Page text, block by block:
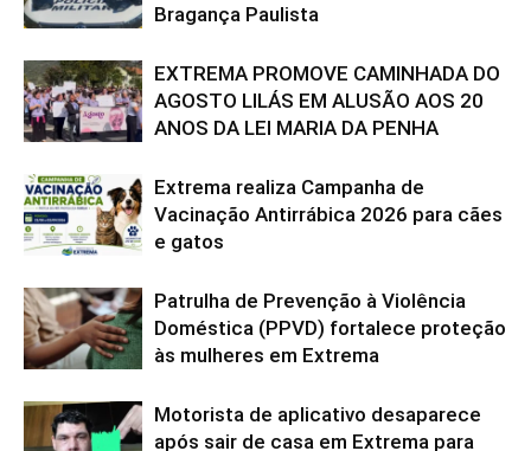
Bragança Paulista
EXTREMA PROMOVE CAMINHADA DO
AGOSTO LILÁS EM ALUSÃO AOS 20
ANOS DA LEI MARIA DA PENHA
Extrema realiza Campanha de
Vacinação Antirrábica 2026 para cães
e gatos
Patrulha de Prevenção à Violência
Doméstica (PPVD) fortalece proteção
às mulheres em Extrema
Motorista de aplicativo desaparece
após sair de casa em Extrema para